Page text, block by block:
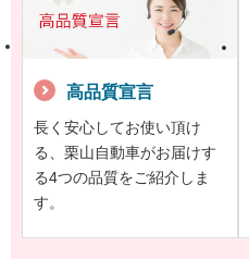
高品質宣言
長く安心してお使い頂け
る、栗山自動車がお届けす
る4つの品質をご紹介しま
す。